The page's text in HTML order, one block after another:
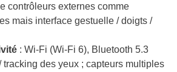
contrôleurs externes comme
mais interface gestuelle / doigts /
: Wi-Fi (Wi-Fi 6), Bluetooth 5.3
tracking des yeux ; capteurs multiples